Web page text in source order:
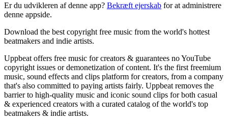
Er du udvikleren af denne app? Bekræft ejerskab for at administrere
denne appside.
Download the best copyright free music from the world's hottest
beatmakers and indie artists.
Uppbeat offers free music for creators & guarantees no YouTube
copyright issues or demonetization of content. It's the first freemium
music, sound effects and clips platform for creators, from a company
that's also committed to paying artists fairly. Uppbeat removes the
barrier to high-quality music and iconic sound clips for both casual
& experienced creators with a curated catalog of the world's top
beatmakers & indie artists.